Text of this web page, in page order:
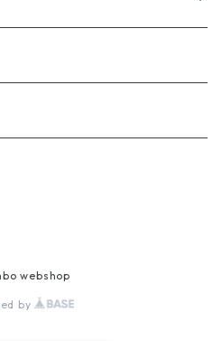
webshop
by